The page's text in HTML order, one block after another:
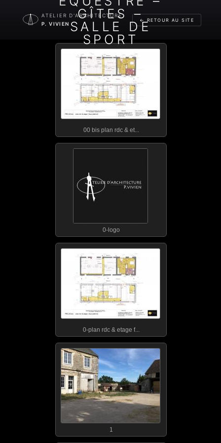
ATELIER D'ARCHITECTURE
P. VIVIEN
GÎTES –
SALLE DE
SPORT
← RETOUR AU SITE
00 bis plan rdc & et...
0-logo
0-plan rdc & etage f...
1